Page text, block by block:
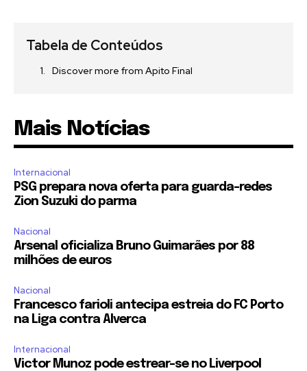
Tabela de Conteúdos
Discover more from Apito Final
Mais Notícias
Internacional
PSG prepara nova oferta para guarda-redes
Zion Suzuki do parma
Nacional
Arsenal oficializa Bruno Guimarães por 88
milhões de euros
Nacional
Francesco farioli antecipa estreia do FC Porto
na Liga contra Alverca
Internacional
Victor Munoz pode estrear-se no Liverpool